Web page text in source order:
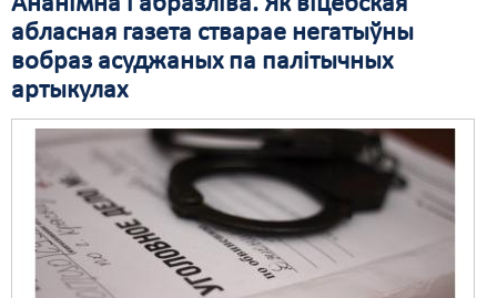
абласная газета стварае негатыўны
вобраз асуджаных па палітычных
артыкулах